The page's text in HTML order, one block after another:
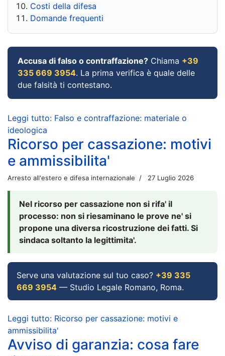
Costi della difesa
Domande frequenti
Accusa di falso o contraffazione? Chiama +39
335 669 3954. La prima verifica è quale delle
due falsità ti contestano.
Leggi tutto: Falso e contraffazione: materiale o
ideologica
Ricorso per cassazione: motivi
e ammissibilita'
Arresto all'estero e difesa internazionale 27 Luglio 2026
Nel ricorso per cassazione non si rifa' il
processo: non si riesaminano le prove ne' si
propone una diversa ricostruzione dei fatti. Si
sindaca soltanto la legittimita'.
Serve una valutazione sul tuo caso? +39 335
669 3954 — Studio Legale Romano, Roma.
Leggi tutto: Ricorso per cassazione: motivi e
ammissibilita'
Avviso di garanzia: cosa fare